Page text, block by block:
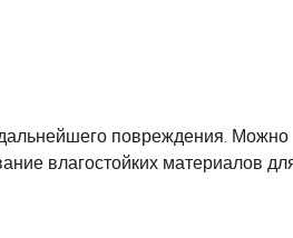
повреждения. Можно
влагостойких материалов